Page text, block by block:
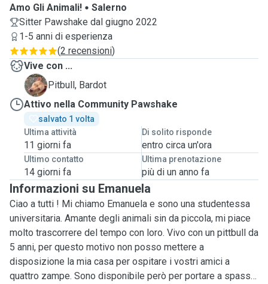
Amo Gli Animali!
Salerno
Sitter Pawshake dal giugno 2022
1-5 anni di esperienza
(2 recensioni)
Vive con ...
B
Pitbull, Bardot
Attivo nella Community Pawshake
salvato 1 volta
Ultima attività
11 giorni fa
Di solito risponde
entro circa un'ora
Ultimo contatto
14 giorni fa
Ultima prenotazione
più di un anno fa
Informazioni su Emanuela
Ciao a tutti ! Mi chiamo Emanuela e sono una studentessa
universitaria. Amante degli animali sin da piccola, mi piace
molto trascorrere del tempo con loro. Vivo con un pittbull da
5 anni, per questo motivo non posso mettere a
disposizione la mia casa per ospitare i vostri amici a
quattro zampe. Sono disponibile però per portare a spasso